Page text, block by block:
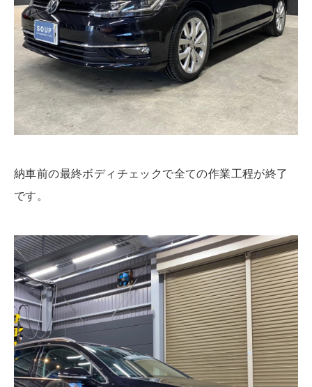
納車前の最終ボディチェックで全ての作業工程が終了
です。